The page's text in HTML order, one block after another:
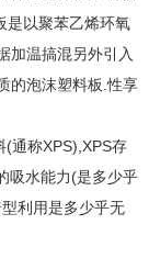
是以聚苯乙烯环氧
加温搞混另外引入
的泡沫塑料板.性享
(通称XPS),XPS存
吸水能力(是多少乎
利用是多少乎无